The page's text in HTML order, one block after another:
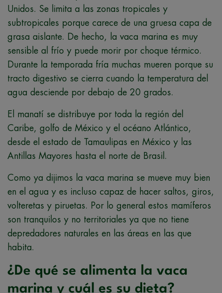
Unidos. Se limita a las zonas tropicales y
subtropicales porque carece de una gruesa capa de
grasa aislante. De hecho, la vaca marina es muy
sensible al frío y puede morir por choque térmico.
Durante la temporada fría muchas mueren porque su
tracto digestivo se cierra cuando la temperatura del
agua desciende por debajo de 20 grados.
El manatí se distribuye por toda la región del
Caribe, golfo de México y el océano Atlántico,
desde el estado de Tamaulipas en México y las
Antillas Mayores hasta el norte de Brasil.
Como ya dijimos la vaca marina se mueve muy bien
en el agua y es incluso capaz de hacer saltos, giros,
volteretas y piruetas. Por lo general estos mamíferos
son tranquilos y no territoriales ya que no tiene
depredadores naturales en las áreas en las que
habita.
¿De qué se alimenta la vaca
marina y cuál es su dieta?